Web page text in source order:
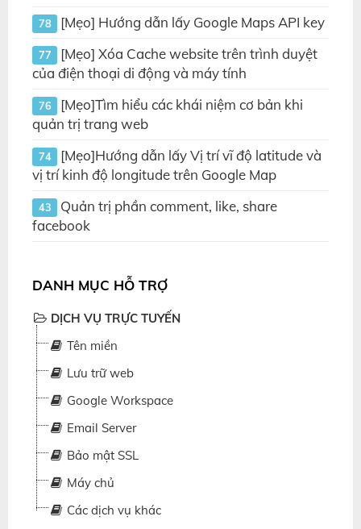
78 [Mẹo] Hướng dẫn lấy Google Maps API key
77
[Mẹo] Xóa Cache website trên trình duyệt
của điện thoại di động và máy tính
76
[Mẹo]Tìm hiểu các khái niệm cơ bản khi
quản trị trang web
74
[Mẹo]Hướng dẫn lấy Vị trí vĩ độ latitude và
vị trí kinh độ longitude trên Google Map
43
Quản trị phần comment, like, share
facebook
DANH MỤC HỖ TRỢ
DỊCH VỤ TRỰC TUYẾN
Tên miền
Lưu trữ web
Google Workspace
Email Server
Bảo mật SSL
Máy chủ
Các dịch vụ khác